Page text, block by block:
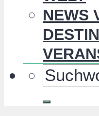
NEWS